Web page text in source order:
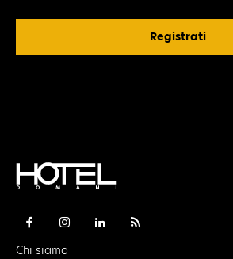
Registrati
Chi siamo